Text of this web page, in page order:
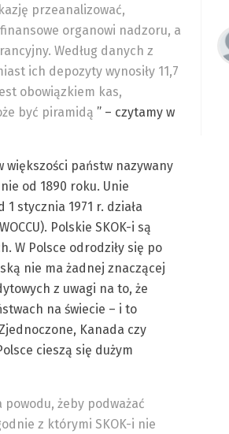
przeanalizować,
organowi nadzoru, a
Według danych z
ich depozyty wynosiły 11,7
obowiązkiem kas,
być piramidą ” – czytamy w
państw nazywany
od 1890 roku. Unie
stycznia 1971 r. działa
WOCCU). Polskie SKOK-i są
W Polsce odrodziły się po
nie ma żadnej znaczącej
z uwagi na to, że
na świecie – i to
Kanada czy
cieszą się dużym
żeby podważać
z którymi SKOK-i nie